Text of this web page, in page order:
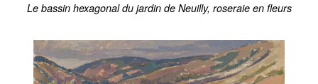
Le bassin hexagonal du jardin de Neuilly, roseraie en fleurs